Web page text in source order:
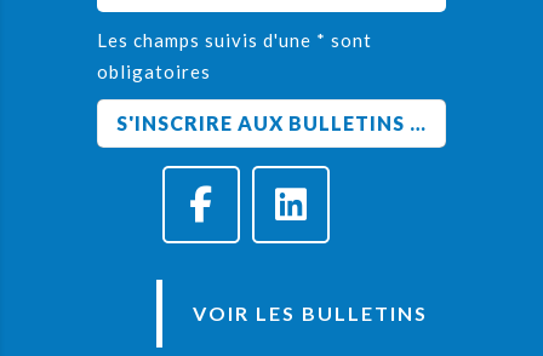
Les champs suivis d'une * sont
obligatoires
VOIR LES BULLETINS